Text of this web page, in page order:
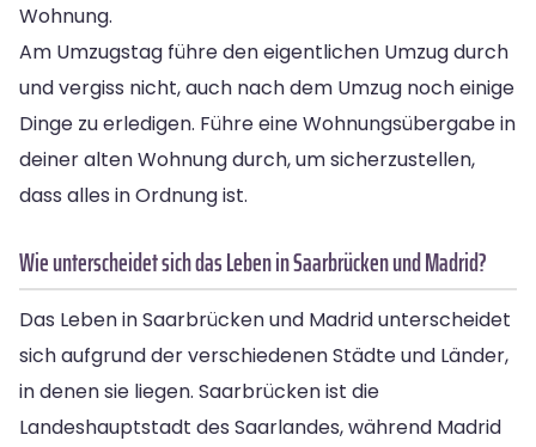
Wohnung.
Am Umzugstag führe den eigentlichen Umzug durch
und vergiss nicht, auch nach dem Umzug noch einige
Dinge zu erledigen. Führe eine Wohnungsübergabe in
deiner alten Wohnung durch, um sicherzustellen,
dass alles in Ordnung ist.
Wie unterscheidet sich das Leben in Saarbrücken und Madrid?
Das Leben in Saarbrücken und Madrid unterscheidet
sich aufgrund der verschiedenen Städte und Länder,
in denen sie liegen. Saarbrücken ist die
Landeshauptstadt des Saarlandes, während Madrid